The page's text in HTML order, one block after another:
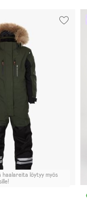
haalareita löytyy myös